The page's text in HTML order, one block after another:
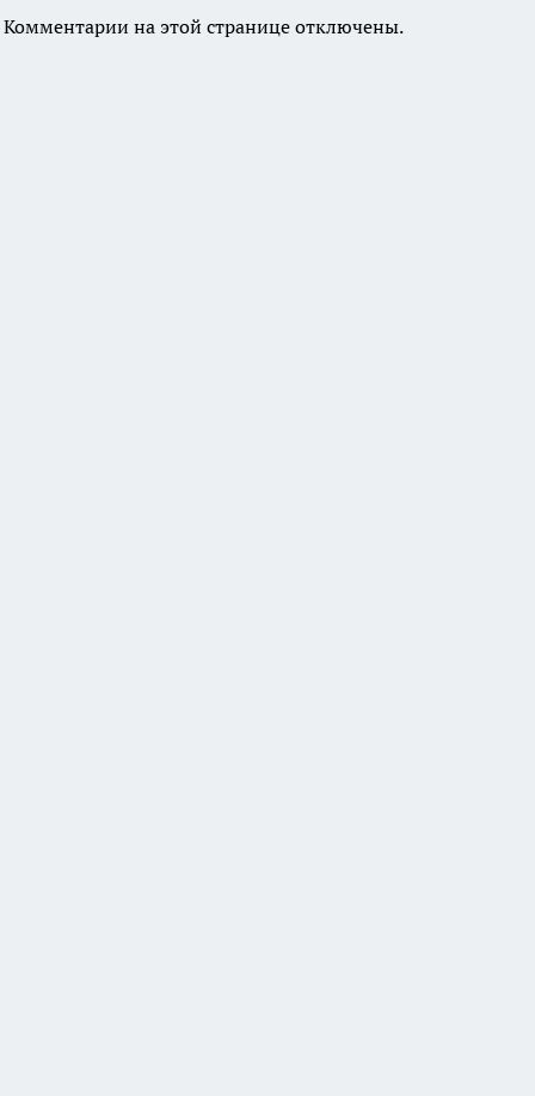
Комментарии на этой странице отключены.